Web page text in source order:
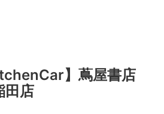
】蔦屋書店
田店